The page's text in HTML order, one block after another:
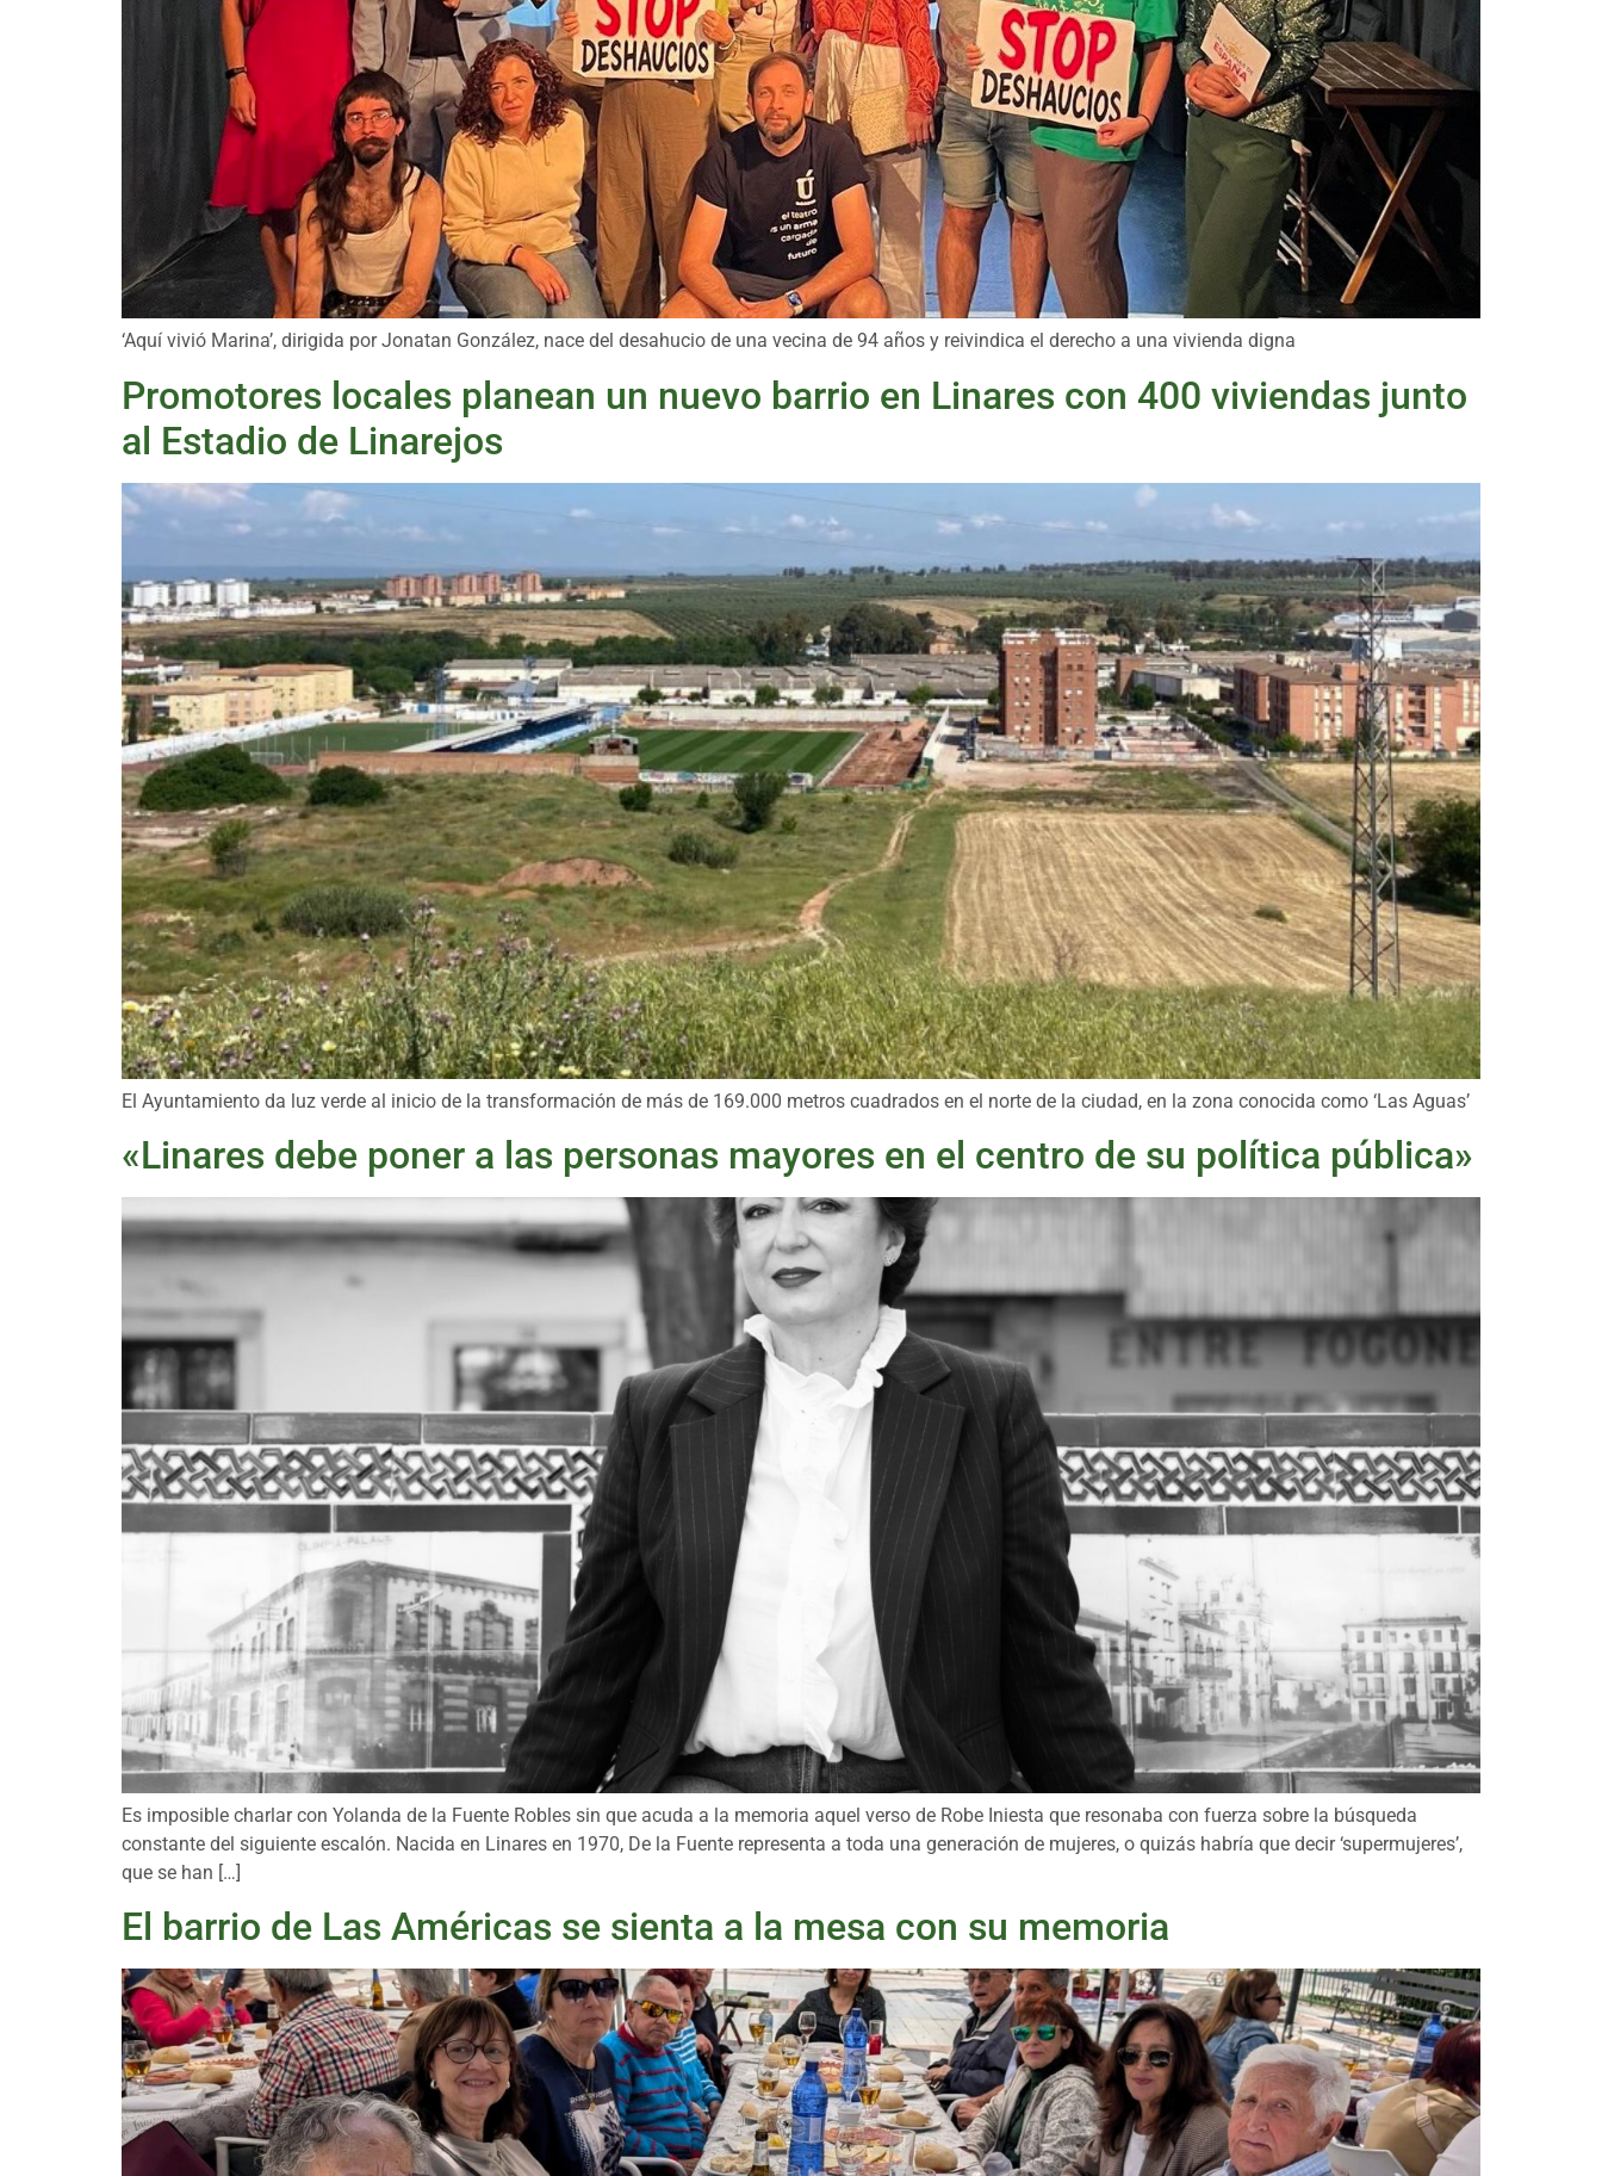
‘Aquí vivió Marina’, dirigida por Jonatan González, nace del desahucio de una vecina de 94 años y reivindica el derecho a una vivienda digna
Promotores locales planean un nuevo barrio en Linares con 400 viviendas junto
al Estadio de Linarejos
El Ayuntamiento da luz verde al inicio de la transformación de más de 169.000 metros cuadrados en el norte de la ciudad, en la zona conocida como ‘Las Aguas’
«Linares debe poner a las personas mayores en el centro de su política pública»
Es imposible charlar con Yolanda de la Fuente Robles sin que acuda a la memoria aquel verso de Robe Iniesta que resonaba con fuerza sobre la búsqueda
constante del siguiente escalón. Nacida en Linares en 1970, De la Fuente representa a toda una generación de mujeres, o quizás habría que decir ‘supermujeres’,
que se han […]
El barrio de Las Américas se sienta a la mesa con su memoria